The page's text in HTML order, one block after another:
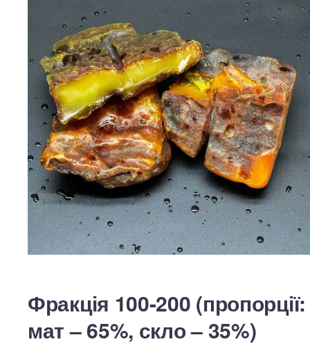
Фракція 100-200 (пропорції:
мат – 65%, скло – 35%)